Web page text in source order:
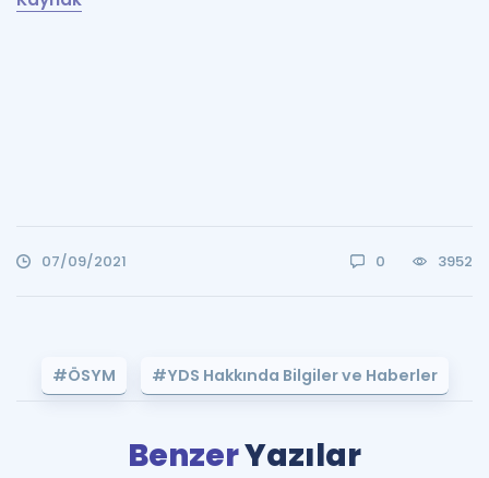
07/09/2021 0 3952
#ÖSYM #YDS Hakkında Bilgiler ve Haberler
BenzerYazılar